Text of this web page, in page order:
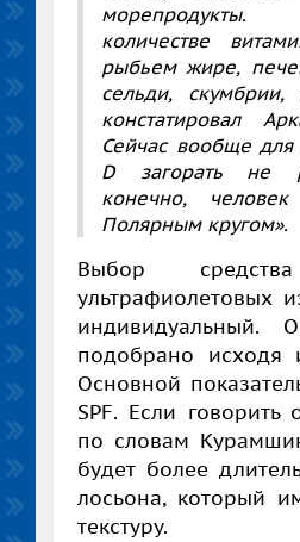
количестве
рыбьем жире,
сельди,
констатировал
Сейчас вообще
D
загорать не
конечно,
Полярным кругом».
Выбор
ультрафиолетовых
подобрано исходя
Основной
SPF. Если говорить
по словам
будет более
лосьона, который
текстуру.